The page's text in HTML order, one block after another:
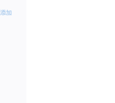
添加AppleCare+